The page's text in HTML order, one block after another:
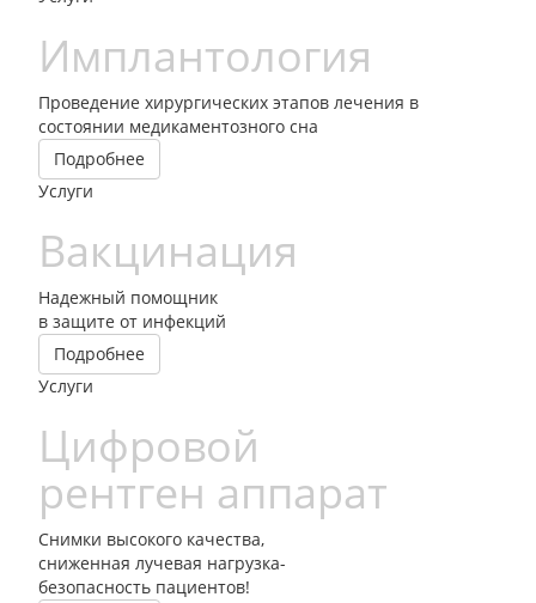
Имплантология
Проведение хирургических этапов лечения в
состоянии медикаментозного сна
Подробнее
Услуги
Вакцинация
Надежный помощник
в защите от инфекций
Подробнее
Услуги
Цифровой
рентген аппарат
Снимки высокого качества,
сниженная лучевая нагрузка-
безопасность пациентов!